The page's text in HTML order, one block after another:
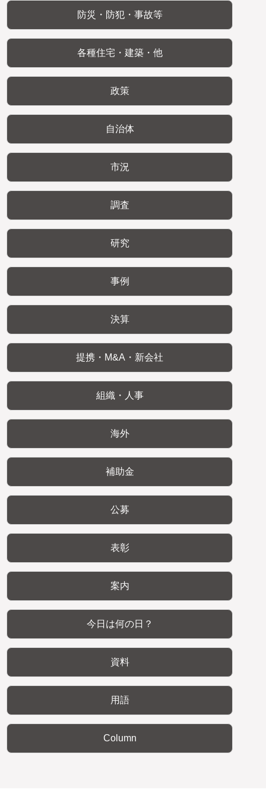
防災・防犯・事故等
各種住宅・建築・他
政策
自治体
市況
調査
研究
事例
決算
提携・M&A・新会社
組織・人事
海外
補助金
公募
表彰
案内
今日は何の日？
資料
用語
Column